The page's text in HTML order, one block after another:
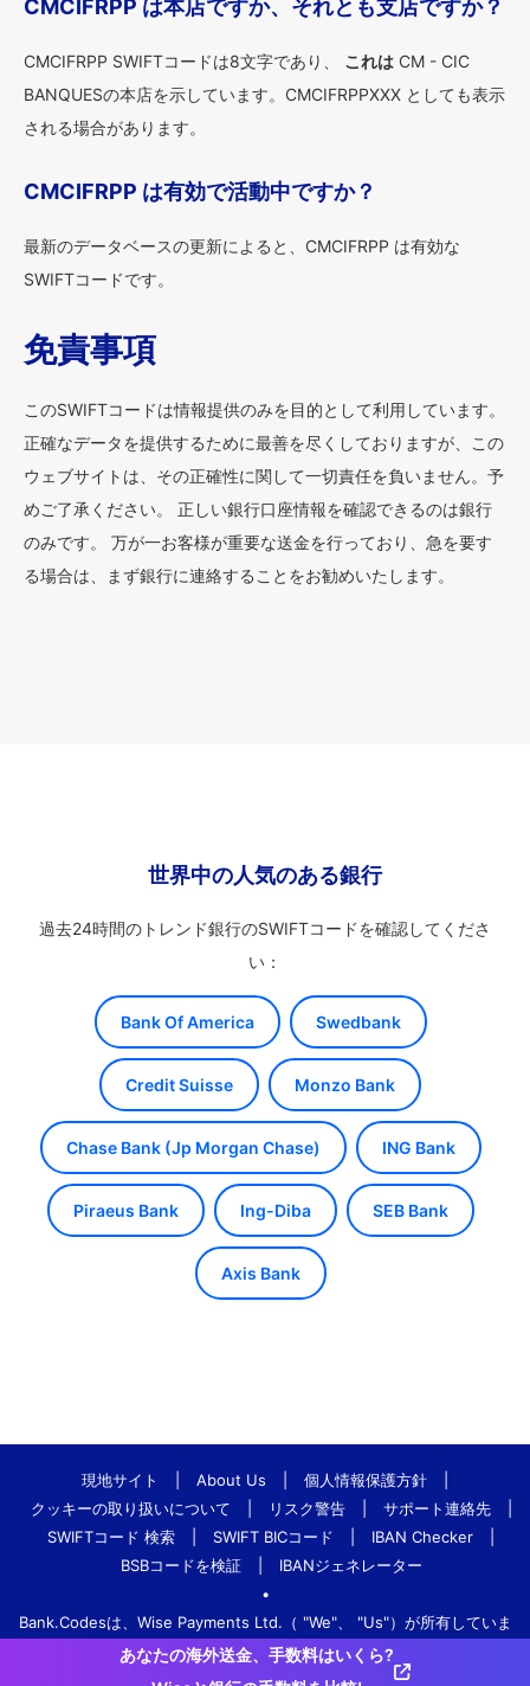
CMCIFRPP は本店ですか、それとも支店ですか？
CMCIFRPP SWIFTコードは8文字であり、 これは CM - CIC
BANQUESの本店を示しています。CMCIFRPPXXX としても表示
される場合があります。
CMCIFRPP は有効で活動中ですか？
最新のデータベースの更新によると、CMCIFRPP は有効な
SWIFTコードです。
免責事項
このSWIFTコードは情報提供のみを目的として利用しています。
正確なデータを提供するために最善を尽くしておりますが、この
ウェブサイトは、その正確性に関して一切責任を負いません。予
めご了承ください。 正しい銀行口座情報を確認できるのは銀行
のみです。 万が一お客様が重要な送金を行っており、急を要す
る場合は、まず銀行に連絡することをお勧めいたします。
世界中の人気のある銀行
過去24時間のトレンド銀行のSWIFTコードを確認してくださ
い：
Bank Of America Swedbank
Credit Suisse Monzo Bank
Chase Bank (Jp Morgan Chase) ING Bank
Piraeus Bank Ing-Diba SEB Bank
Axis Bank
現地サイト About Us 個人情報保護方針
クッキーの取り扱いについて
リスク警告 サポート連絡先
SWIFTコード 検索
SWIFT BICコード IBAN Checker
BSBコードを検証
IBANジェネレーター
•
Bank.Codesは、Wise Payments Ltd.（ "We"、 "Us"）が所有していま
す。
あなたの海外送金、手数料はいくら?